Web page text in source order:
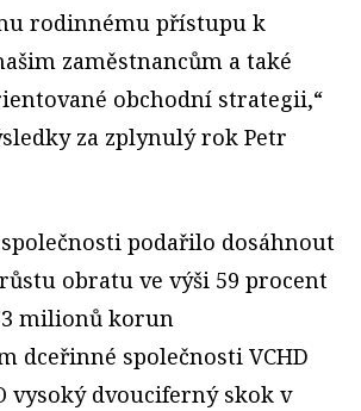
rodinnému přístupu k
zaměstnancům a také
obchodní strategii,“
za zplynulý rok Petr
podařilo dosáhnout
obratu ve výši 59 procent
milionů korun
dceřinné společnosti VCHD
vysoký dvouciferný skok v